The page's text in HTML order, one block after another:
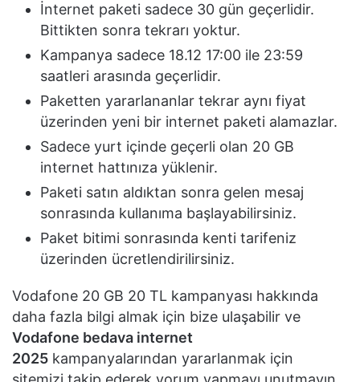
İnternet paketi sadece 30 gün geçerlidir.
Bittikten sonra tekrarı yoktur.
Kampanya sadece 18.12 17:00 ile 23:59
saatleri arasında geçerlidir.
Paketten yararlananlar tekrar aynı fiyat
üzerinden yeni bir internet paketi alamazlar.
Sadece yurt içinde geçerli olan 20 GB
internet hattınıza yüklenir.
Paketi satın aldıktan sonra gelen mesaj
sonrasında kullanıma başlayabilirsiniz.
Paket bitimi sonrasında kenti tarifeniz
üzerinden ücretlendirilirsiniz.
Vodafone 20 GB 20 TL kampanyası hakkında
daha fazla bilgi almak için bize ulaşabilir ve
Vodafone bedava internet
2025 kampanyalarından yararlanmak için